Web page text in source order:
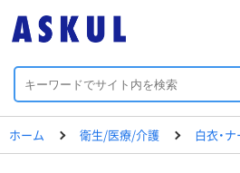
ホーム 衛生/医療/介護 白衣・